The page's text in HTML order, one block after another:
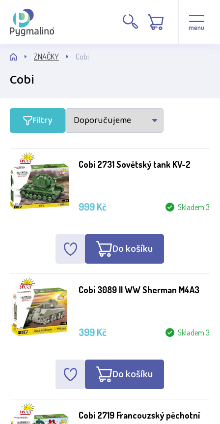
menu
Cena
Stav
Běžné zboží
Novinka
Poškozený obal
Rarita
Cobi
Věk
8+
30+
ZNAČKY Cobi
Cobi
Filtry
Cobi 2731 Sovětský tank KV-2
Skladem 3
999 Kč
Do košíku
Cobi 3089 II WW Sherman M4A3
Skladem 3
399 Kč
Do košíku
Cobi 2719 Francouzský pěchotní